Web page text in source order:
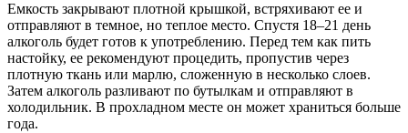
Емкость закрывают плотной крышкой, встряхивают ее и
отправляют в темное, но теплое место. Спустя 18–21 день
алкоголь будет готов к употреблению. Перед тем как пить
настойку, ее рекомендуют процедить, пропустив через
плотную ткань или марлю, сложенную в несколько слоев.
Затем алкоголь разливают по бутылкам и отправляют в
холодильник. В прохладном месте он может храниться больше
года.